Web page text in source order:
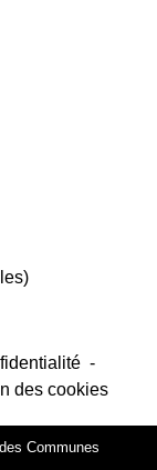
-
des cookies
Communes